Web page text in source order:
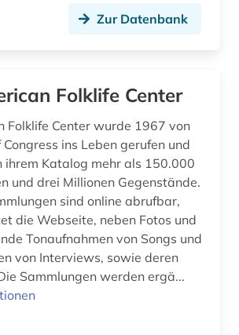
Zur Datenbank
Folklife Center
Folklife Center wurde 1967 von
ins Leben gerufen und
ihrem Katalog mehr als 150.000
und drei Millionen Gegenstände.
sind online abrufbar,
die Webseite, neben Fotos und
Tonaufnahmen von Songs und
von Interviews, sowie deren
Sammlungen werden ergä...